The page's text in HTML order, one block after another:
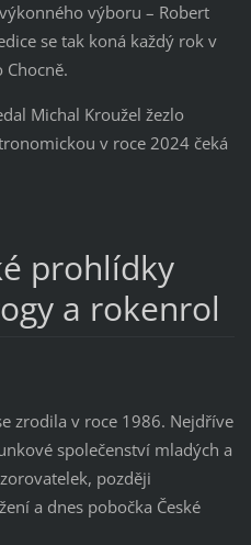
výboru – Robert
se tak koná každý rok v
Chocně.
Michal Kroužel žezlo
v roce 2024 čeká
prohlídky
a rokenrol
zrodila v roce 1986. Nejdříve
společenství mladých a
později
a dnes pobočka České